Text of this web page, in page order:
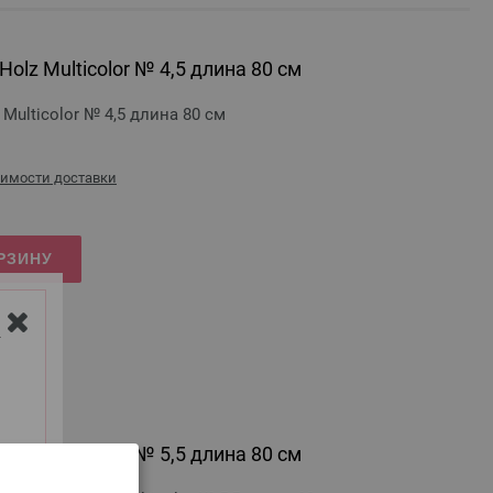
Multicolor № 4,5 длина 80 см
№ 4,5 длина 80 см
доставки
Multicolor № 5,5 длина 80 см